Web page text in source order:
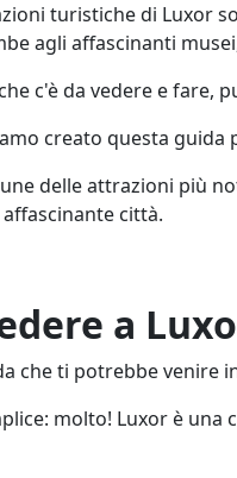
turistiche di Luxor
agli affascinanti
c'è da vedere e fare,
creato questa
delle attrazioni più
città.
a
che ti potrebbe venire
molto! Luxor è